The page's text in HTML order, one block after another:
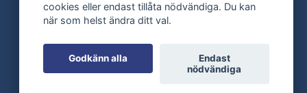
cookies eller endast tillåta nödvändiga. Du kan
när som helst ändra ditt val.
Godkänn alla
Endast
nödvändiga